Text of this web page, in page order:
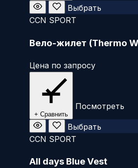
Выбрать
CCN SPORT
Вело-жилет (Thermo
Цена по запросу
+ Сравнить
Посмотреть
Выбрать
несколько
CCN SPORT
All days Blue Vest